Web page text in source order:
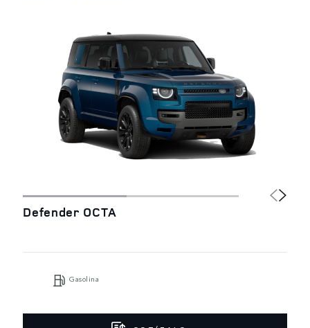
Defender OCTA
Gasolina